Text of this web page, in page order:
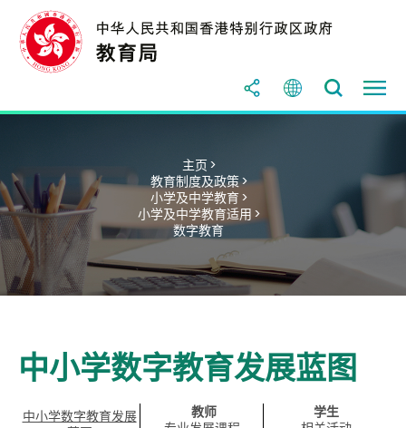
主页 >
教育制度及政策 >
小学及中学教育 >
小学及中学教育适用 >
数字教育
中小学数字教育发展蓝图
中小学数字教育发展
教师
学生